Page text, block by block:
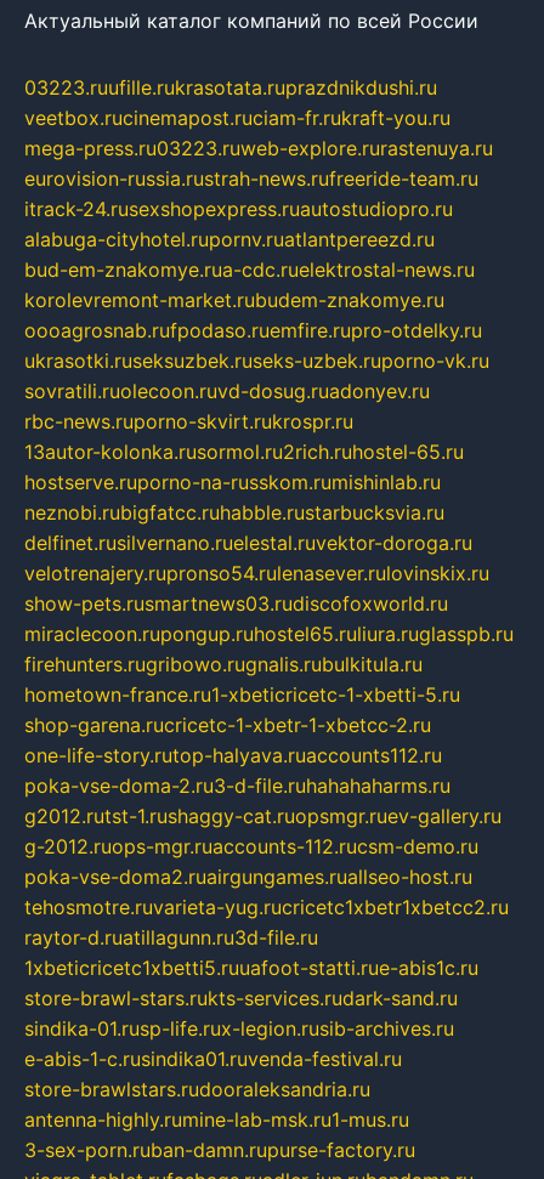
Актуальный каталог компаний по всей России
03223.ruufille.rukrasotata.ruprazdnikdushi.ru
veetbox.rucinemapost.ruciam-fr.rukraft-you.ru
mega-press.ru03223.ruweb-explore.rurastenuya.ru
eurovision-russia.rustrah-news.rufreeride-team.ru
itrack-24.rusexshopexpress.ruautostudiopro.ru
alabuga-cityhotel.rupornv.ruatlantpereezd.ru
bud-em-znakomye.rua-cdc.ruelektrostal-news.ru
korolevremont-market.rubudem-znakomye.ru
oooagrosnab.rufpodaso.ruemfire.rupro-otdelky.ru
ukrasotki.ruseksuzbek.ruseks-uzbek.ruporno-vk.ru
sovratili.ruolecoon.ruvd-dosug.ruadonyev.ru
rbc-news.ruporno-skvirt.rukrospr.ru
13autor-kolonka.rusormol.ru2rich.ruhostel-65.ru
hostserve.ruporno-na-russkom.rumishinlab.ru
neznobi.rubigfatcc.ruhabble.rustarbucksvia.ru
delfinet.rusilvernano.ruelestal.ruvektor-doroga.ru
velotrenajery.rupronso54.rulenasever.rulovinskix.ru
show-pets.rusmartnews03.rudiscofoxworld.ru
miraclecoon.rupongup.ruhostel65.ruliura.ruglasspb.ru
firehunters.rugribowo.rugnalis.rubulkitula.ru
hometown-france.ru1-xbeticricetc-1-xbetti-5.ru
shop-garena.rucricetc-1-xbetr-1-xbetcc-2.ru
one-life-story.rutop-halyava.ruaccounts112.ru
poka-vse-doma-2.ru3-d-file.ruhahahaharms.ru
g2012.rutst-1.rushaggy-cat.ruopsmgr.ruev-gallery.ru
g-2012.ruops-mgr.ruaccounts-112.rucsm-demo.ru
poka-vse-doma2.ruairgungames.ruallseo-host.ru
tehosmotre.ruvarieta-yug.rucricetc1xbetr1xbetcc2.ru
raytor-d.ruatillagunn.ru3d-file.ru
1xbeticricetc1xbetti5.ruuafoot-statti.rue-abis1c.ru
store-brawl-stars.rukts-services.rudark-sand.ru
sindika-01.rusp-life.rux-legion.rusib-archives.ru
e-abis-1-c.rusindika01.ruvenda-festival.ru
store-brawlstars.rudooraleksandria.ru
antenna-highly.rumine-lab-msk.ru1-mus.ru
3-sex-porn.ruban-damn.rupurse-factory.ru